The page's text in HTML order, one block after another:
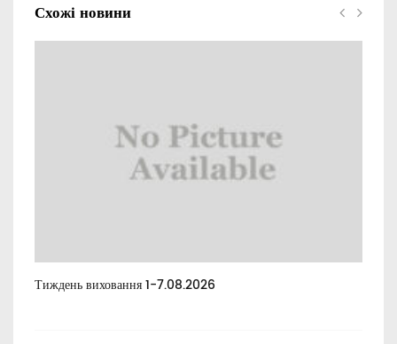
Схожі новини
Тиждень виховання 1-7.08.2026